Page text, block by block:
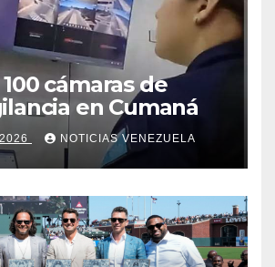
cámaras de
en Cumaná
NOTICIAS VENEZUELA